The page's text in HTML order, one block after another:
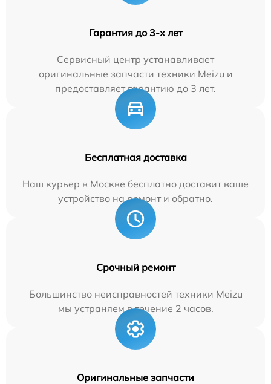
Гарантия до 3-х лет
Сервисный центр устанавливает
оригинальные запчасти техники Meizu и
предоставляет гарантию до 3 лет.
Бесплатная доставка
Наш курьер в Москве бесплатно доставит ваше
устройство на ремонт и обратно.
Срочный ремонт
Большинство неисправностей техники Meizu
мы устраняем в течение 2 часов.
Оригинальные запчасти